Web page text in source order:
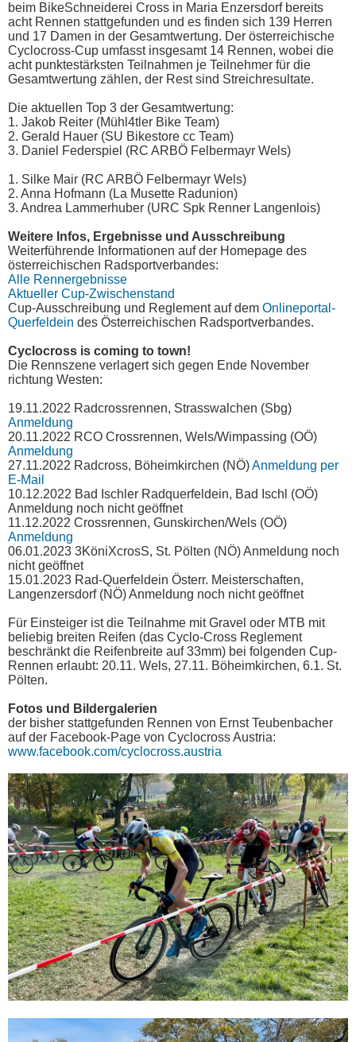
beim BikeSchneiderei Cross in Maria Enzersdorf bereits
acht Rennen stattgefunden und es finden sich 139 Herren
und 17 Damen in der Gesamtwertung. Der österreichische
Cyclocross-Cup umfasst insgesamt 14 Rennen, wobei die
acht punktestärksten Teilnahmen je Teilnehmer für die
Gesamtwertung zählen, der Rest sind Streichresultate.
Die aktuellen Top 3 der Gesamtwertung:
1. Jakob Reiter (Mühl4tler Bike Team)
2. Gerald Hauer (SU Bikestore cc Team)
3. Daniel Federspiel (RC ARBÖ Felbermayr Wels)
1. Silke Mair (RC ARBÖ Felbermayr Wels)
2. Anna Hofmann (La Musette Radunion)
3. Andrea Lammerhuber (URC Spk Renner Langenlois)
Weitere Infos, Ergebnisse und Ausschreibung
Weiterführende Informationen auf der Homepage des
österreichischen Radsportverbandes:
Alle Rennergebnisse
Aktueller Cup-Zwischenstand
Cup-Ausschreibung und Reglement auf dem Onlineportal-
Querfeldein des Österreichischen Radsportverbandes.
Cyclocross is coming to town!
Die Rennszene verlagert sich gegen Ende November
richtung Westen:
19.11.2022 Radcrossrennen, Strasswalchen (Sbg)
Anmeldung
20.11.2022 RCO Crossrennen, Wels/Wimpassing (OÖ)
Anmeldung
27.11.2022 Radcross, Böheimkirchen (NÖ)Anmeldung per
E-Mail
10.12.2022 Bad Ischler Radquerfeldein, Bad Ischl (OÖ)
Anmeldung noch nicht geöffnet
11.12.2022 Crossrennen, Gunskirchen/Wels (OÖ)
Anmeldung
06.01.2023 3KöniXcrosS, St. Pölten (NÖ) Anmeldung noch
nicht geöffnet
15.01.2023 Rad-Querfeldein Österr. Meisterschaften,
Langenzersdorf (NÖ) Anmeldung noch nicht geöffnet
Für Einsteiger ist die Teilnahme mit Gravel oder MTB mit
beliebig breiten Reifen (das Cyclo-Cross Reglement
beschränkt die Reifenbreite auf 33mm) bei folgenden Cup-
Rennen erlaubt: 20.11. Wels, 27.11. Böheimkirchen, 6.1. St.
Pölten.
Fotos und Bildergalerien
der bisher stattgefunden Rennen von Ernst Teubenbacher
auf der Facebook-Page von Cyclocross Austria:
www.facebook.com/cyclocross.austria